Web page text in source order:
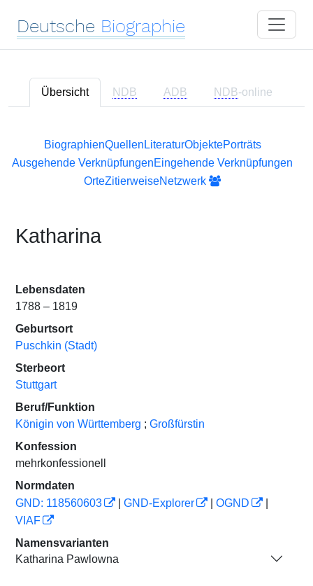
Deutsche Biographie
Übersicht NDB ADB NDB-online
BiographienQuellen LiteraturObjektePorträts
Ausgehende VerknüpfungenEingehende Verknüpfungen
OrteZitierweiseNetzwerk
Katharina
Lebensdaten
1788 – 1819
Geburtsort
Puschkin (Stadt)
Sterbeort
Stuttgart
Beruf/Funktion
Königin von Württemberg ; Großfürstin
Konfession
mehrkonfessionell
Normdaten
GND: 118560603
GND-Explorer OGND
VIAF
Namensvarianten
Katharina Pawlowna